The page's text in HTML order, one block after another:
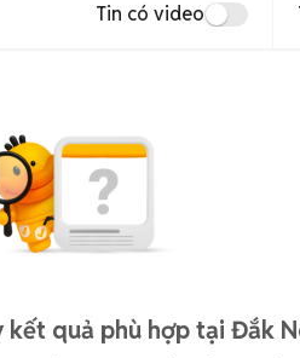
Tin có video
kết quả phù hợp tại Đắk